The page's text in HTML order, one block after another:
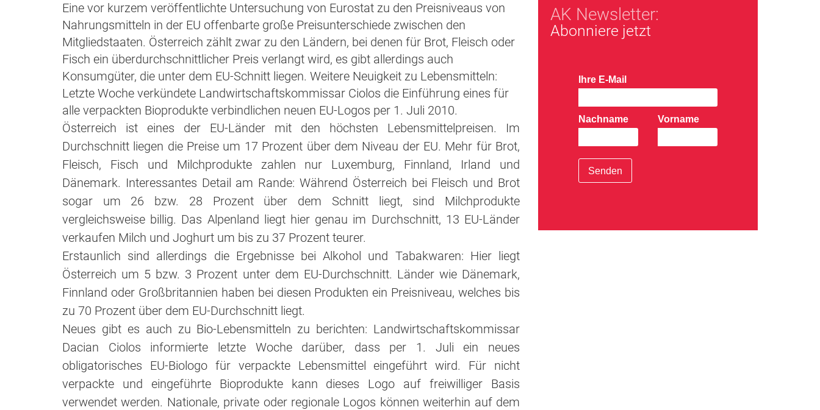
Eine vor kurzem veröffentlichte Untersuchung von Eurostat zu den Preisniveaus von
Nahrungsmitteln in der EU offenbarte große Preisunterschiede zwischen den
Mitgliedstaaten. Österreich zählt zwar zu den Ländern, bei denen für Brot, Fleisch oder
Fisch ein überdurchschnittlicher Preis verlangt wird, es gibt allerdings auch
Konsumgüter, die unter dem EU-Schnitt liegen. Weitere Neuigkeit zu Lebensmitteln:
Letzte Woche verkündete Landwirtschaftskommissar Ciolos die Einführung eines für
alle verpackten Bioprodukte verbindlichen neuen EU-Logos per 1. Juli 2010.
Österreich ist eines der EU-Länder mit den höchsten Lebensmittelpreisen. Im
Durchschnitt liegen die Preise um 17 Prozent über dem Niveau der EU. Mehr für Brot,
Fleisch, Fisch und Milchprodukte zahlen nur Luxemburg, Finnland, Irland und
Dänemark. Interessantes Detail am Rande: Während Österreich bei Fleisch und Brot
sogar um 26 bzw. 28 Prozent über dem Schnitt liegt, sind Milchprodukte
vergleichsweise billig. Das Alpenland liegt hier genau im Durchschnitt, 13 EU-Länder
verkaufen Milch und Joghurt um bis zu 37 Prozent teurer.
Erstaunlich sind allerdings die Ergebnisse bei Alkohol und Tabakwaren: Hier liegt
Österreich um 5 bzw. 3 Prozent unter dem EU-Durchschnitt. Länder wie Dänemark,
Finnland oder Großbritannien haben bei diesen Produkten ein Preisniveau, welches bis
zu 70 Prozent über dem EU-Durchschnitt liegt.
Neues gibt es auch zu Bio-Lebensmitteln zu berichten: Landwirtschaftskommissar
Dacian Ciolos informierte letzte Woche darüber, dass per 1. Juli ein neues
obligatorisches EU-Biologo für verpackte Lebensmittel eingeführt wird. Für nicht
verpackte und eingeführte Bioprodukte kann dieses Logo auf freiwilliger Basis
verwendet werden. Nationale, private oder regionale Logos können weiterhin auf dem
AK Newsletter:
Abonniere jetzt
Ihre E-Mail
Nachname Vorname
Senden